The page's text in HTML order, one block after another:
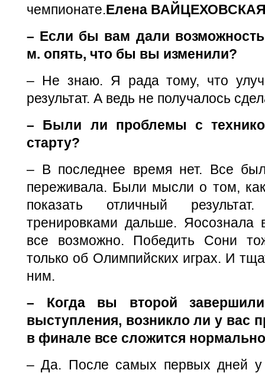
чемпионате.Елена
– Если бы вам дали
м. опять, что бы вы изменили?
– Не знаю. Я рада тому, что
результат. А ведь не получалось
– Были ли проблемы с
старту?
– В последнее время нет. Все
переживала. Были мысли о том,
показать отличный
тренировками дальше. Яосознала
все возможно. Победить Сони
только об Олимпийских играх. И
ним.
– Когда вы второй
выступления, возникло ли у вас
в финале все сложится
– Да. После самых первых дней